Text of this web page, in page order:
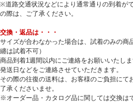
※道路交通状況などにより通常通りの到着が
の際は、ご了承ください。
交換・返品は・・・
サイズが合わなかった場合は、試着のみの商
纏は試着不可）
商品到着1週間以内にご連絡をお願いいたし
発送日などをご連絡させていただきます。
その際の往復の送料は、お客様のご負担にて
了承くださいませ。
※オーダー品・カタログ品に関しては交換は